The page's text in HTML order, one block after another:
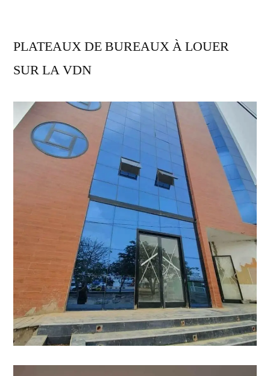
PLATEAUX DE BUREAUX À LOUER
SUR LA VDN